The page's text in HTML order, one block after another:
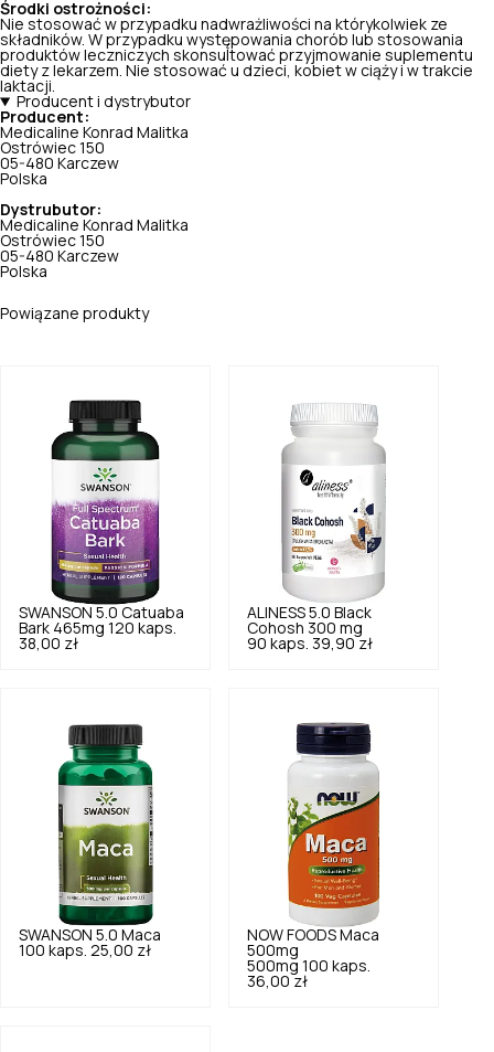
Środki ostrożności:
Nie stosować w przypadku nadwrażliwości na którykolwiek ze
składników. W przypadku występowania chorób lub stosowania
produktów leczniczych skonsultować przyjmowanie suplementu
diety z lekarzem. Nie stosować u dzieci, kobiet w ciąży i w trakcie
laktacji.
Producent i dystrybutor
Producent:
Medicaline Konrad Malitka
Ostrówiec 150
05-480 Karczew
Polska
Dystrubutor:
Medicaline Konrad Malitka
Ostrówiec 150
05-480 Karczew
Polska
Powiązane produkty
SWANSON 5.0 Catuaba
Bark 465mg 120 kaps.
38,00 zł
ALINESS 5.0 Black
Cohosh 300 mg
90 kaps. 39,90 zł
SWANSON 5.0 Maca
100 kaps. 25,00 zł
NOW FOODS Maca
500mg
500mg 100 kaps.
36,00 zł